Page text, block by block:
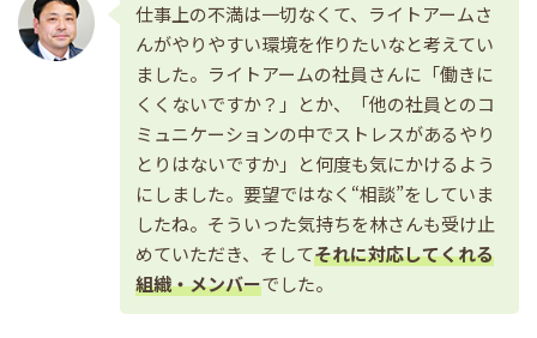
仕事上の不満は一切なくて、ライトアームさ
んがやりやすい環境を作りたいなと考えてい
ました。ライトアームの社員さんに「働きに
くくないですか？」とか、「他の社員とのコ
ミュニケーションの中でストレスがあるやり
とりはないですか」と何度も気にかけるよう
にしました。要望ではなく“相談”をしていま
したね。そういった気持ちを林さんも受け止
めていただき、そしてそれに対応してくれる
組織・メンバーでした。